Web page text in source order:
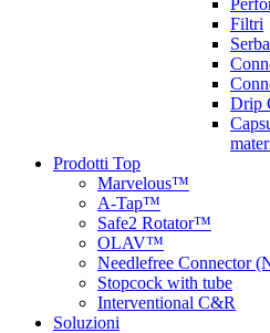
Filtri
Drip
Prodotti Top
Marvelous™
A-Tap™
Safe2 Rotator™
OLAV™
Needlefree Connector
Stopcock with tube
Interventional C&R
Soluzioni